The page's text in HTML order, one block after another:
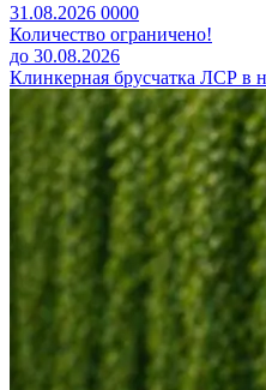
31.08.2026 0000
Количество ограничено!
до 30.08.2026
Клинкерная брусчатка ЛСР в